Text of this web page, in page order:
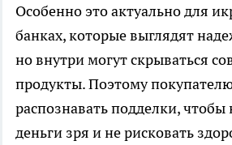
Особенно это актуально для
банках, которые выглядят
но внутри могут скрываться
продукты. Поэтому
распознавать подделки, чтобы
деньги зря и не рисковать